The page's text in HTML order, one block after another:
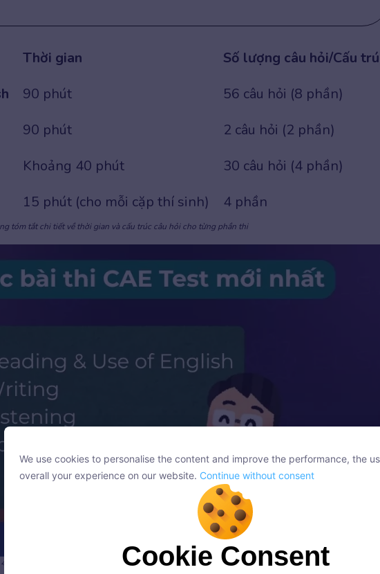
Thời gian
Số lượng câu hỏi/Cấu
90 phút
56 câu hỏi (8 phần)
90 phút
2 câu hỏi (2 phần)
Khoảng 40 phút
30 câu hỏi (4 phần)
15 phút (cho mỗi cặp thí sinh) 4 phần
tóm tắt chi tiết về thời gian và cấu trúc câu hỏi cho từng phần thi
phần: Đọc & Sử dụng tiếng Anh (90p), Viết (90p), Nghe (40p) và Nói (15p)
We use cookies to personalise the content and improve the performance, the
overall your experience on our website.
Continue without consent
Cookie Consent
We use cookies to personalise the content and improve the performance, the
overall your experience on our website. Continue without consent
Cookie Consent